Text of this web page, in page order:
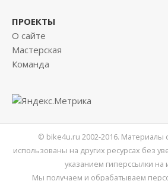
ПРОЕКТЫ
О сайте
Мастерская
Команда
© bike4u.ru 2002-2016. Материалы
использованы на других ресурсах без
указанием гиперссылки на
Мы получаем и обрабатываем